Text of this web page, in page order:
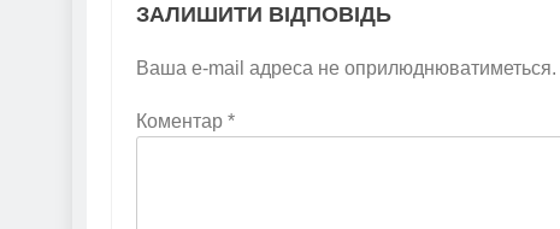
ЗАЛИШИТИ ВІДПОВІДЬ
Ваша e-mail адреса не оприлюднюватиметься.
Коментар *